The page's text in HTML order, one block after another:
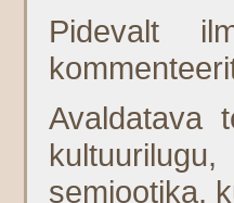
Pidevalt
Avaldatava
semiootika,